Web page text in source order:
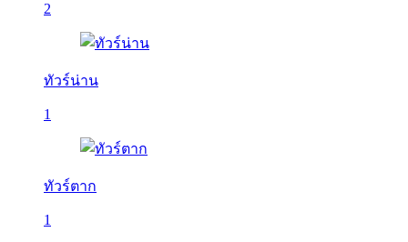
2
ทัวร์น่าน
1
ทัวร์ตาก
1